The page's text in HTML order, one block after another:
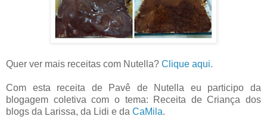
Quer ver mais receitas com Nutella? Clique aqui.
Com esta receita de Pavê de Nutella eu participo da
blogagem coletiva com o tema: Receita de Criança dos
blogs da Larissa, da Lidi e da CaMila.